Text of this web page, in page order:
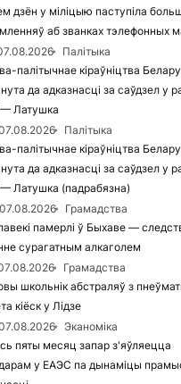
дзён у міліцыю паступіла
аб званках тэлефонных
Палітыка
палітычнае кіраўніцтва
да адказнасці за саўдзел у
— Латушка
Палітыка
палітычнае кіраўніцтва
да адказнасці за саўдзел у
— Латушка (падрабязна)
07.08.2026
Грамадства
памерлі ў Быхаве —
сурагатным алкаголем
Грамадства
школьнік абстраляў з
кіёск у Лідзе
Эканоміка
пяты месяц запар з'яўляецца
у ЕАЭС па дынаміцы